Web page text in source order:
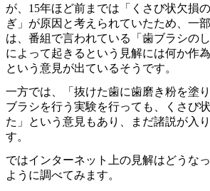
が、15年ほど前までは「くさび状欠損
ぎ」が原因と考えられていたため、一
は、番組で言われている「歯ブラシの
によって起きるという見解には何か作
という意見が出ているそうです。
一方では、「抜けた歯に歯磨き粉を塗
ブラシを行う実験を行っても、くさび
た」という意見もあり、まだ諸説が入
す。
ではインターネット上の見解はどうな
ように調べてみます。